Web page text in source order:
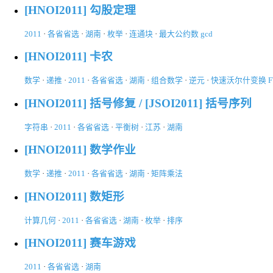
[HNOI2011] 勾股定理
2011 · 各省省选 · 湖南 · 枚举 · 连通块 · 最大公约数 gcd
[HNOI2011] 卡农
数学 · 递推 · 2011 · 各省省选 · 湖南 · 组合数学 · 逆元 · 快速沃尔什变换
[HNOI2011] 括号修复 / [JSOI2011] 括号序列
字符串 · 2011 · 各省省选 · 平衡树 · 江苏 · 湖南
[HNOI2011] 数学作业
数学 · 递推 · 2011 · 各省省选 · 湖南 · 矩阵乘法
[HNOI2011] 数矩形
计算几何 · 2011 · 各省省选 · 湖南 · 枚举 · 排序
[HNOI2011] 赛车游戏
2011 · 各省省选 · 湖南